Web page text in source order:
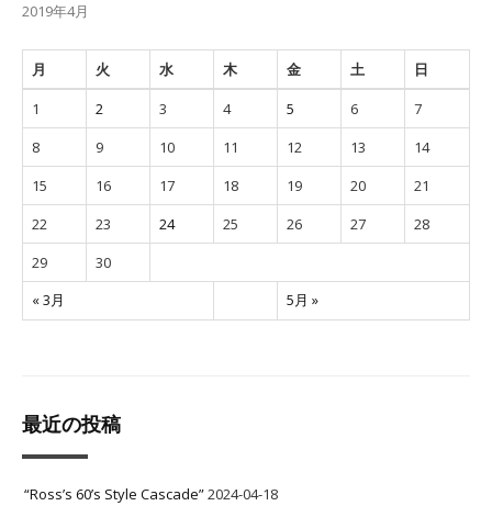
2019年4月
月 火 水 木 金 土 日
« 3月 5月 »
1 2 3 4 5 6
7
8
9 10 11 12 13
14
15
16 17 18 19 20
21
22
23 24 25 26 27
28
29
30
最近の投稿
“Ross’s 60’s Style Cascade”2024-04-18